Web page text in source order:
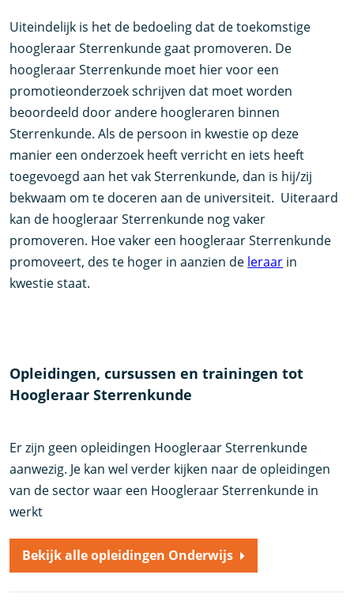
Uiteindelijk is het de bedoeling dat de toekomstige
hoogleraar Sterrenkunde gaat promoveren. De
hoogleraar Sterrenkunde moet hier voor een
promotieonderzoek schrijven dat moet worden
beoordeeld door andere hoogleraren binnen
Sterrenkunde. Als de persoon in kwestie op deze
manier een onderzoek heeft verricht en iets heeft
toegevoegd aan het vak Sterrenkunde, dan is hij/zij
bekwaam om te doceren aan de universiteit. Uiteraard
kan de hoogleraar Sterrenkunde nog vaker
promoveren. Hoe vaker een hoogleraar Sterrenkunde
promoveert, des te hoger in aanzien de leraar in
kwestie staat.
Opleidingen, cursussen en trainingen tot
Hoogleraar Sterrenkunde
Er zijn geen opleidingen Hoogleraar Sterrenkunde
aanwezig. Je kan wel verder kijken naar de opleidingen
van de sector waar een Hoogleraar Sterrenkunde in
werkt
Bekijk alle opleidingen Onderwijs